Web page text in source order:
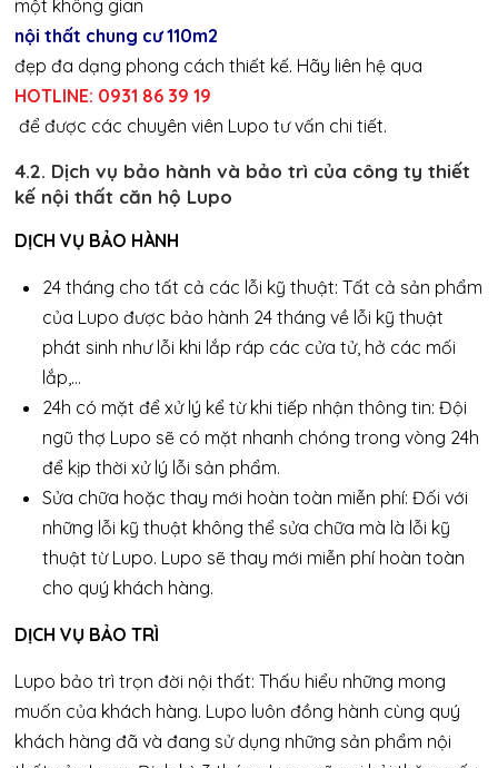
một không gian
nội thất chung cư 110m2
đẹp đa dạng phong cách thiết kế. Hãy liên hệ qua
HOTLINE: 0931 86 39 19
để được các chuyên viên Lupo tư vấn chi tiết.
4.2. Dịch vụ bảo hành và bảo trì của công ty thiết
kế nội thất căn hộ Lupo
DỊCH VỤ BẢO HÀNH
24 tháng cho tất cả các lỗi kỹ thuật: Tất cả sản phẩm
của Lupo được bảo hành 24 tháng về lỗi kỹ thuật
phát sinh như lỗi khi lắp ráp các cửa tử, hở các mối
lắp,…
24h có mặt để xử lý kể từ khi tiếp nhận thông tin: Đội
ngũ thợ Lupo sẽ có mặt nhanh chóng trong vòng 24h
để kịp thời xử lý lỗi sản phẩm.
Sửa chữa hoặc thay mới hoàn toàn miễn phí: Đối với
những lỗi kỹ thuật không thể sửa chữa mà là lỗi kỹ
thuật từ Lupo. Lupo sẽ thay mới miễn phí hoàn toàn
cho quý khách hàng.
DỊCH VỤ BẢO TRÌ
Lupo bảo trì trọn đời nội thất: Thấu hiểu những mong
muốn của khách hàng. Lupo luôn đồng hành cùng quý
khách hàng đã và đang sử dụng những sản phẩm nội